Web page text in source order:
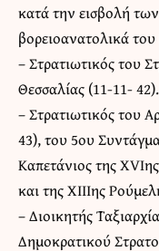
κατά την εισβολή
βορειοανατολικά
– Στρατιωτικός του
Θεσσαλίας (11-11- 42).
– Στρατιωτικός του
43), του 5ου
Καπετάνιος της
και της ΧΙΙΙης
– Διοικητής
Δημοκρατικού